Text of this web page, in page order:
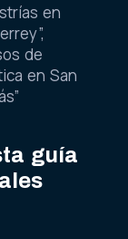
en
de
en San
guía